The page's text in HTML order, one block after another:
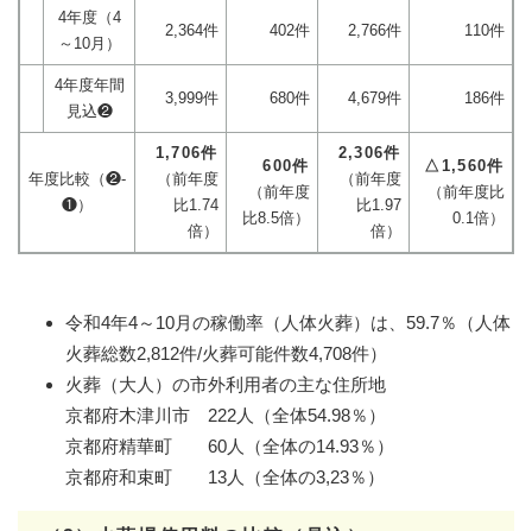
4年度（4
～10月）
2,364件 402件 2,766件 110件
4年度年間
見込❷
3,999件 680件 4,679件 186件
年度比較（❷-
❶）
1,706件
（前年度
比1.74
倍）
600件
（前年度
比8.5倍）
2,306件
（前年度
比1.97
倍）
△1,560件
（前年度比
0.1倍）
令和4年4～10月の稼働率（人体火葬）は、59.7％（人体
火葬総数2,812件/火葬可能件数4,708件）
火葬（大人）の市外利用者の主な住所地
京都府木津川市 222人（全体54.98％）
京都府精華町 60人（全体の14.93％）
京都府和束町 13人（全体の3,23％）